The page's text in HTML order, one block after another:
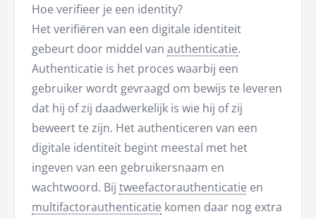
Hoe verifieer je een identity?
Het verifiëren van een digitale identiteit
gebeurt door middel van authenticatie.
Authenticatie is het proces waarbij een
gebruiker wordt gevraagd om bewijs te leveren
dat hij of zij daadwerkelijk is wie hij of zij
beweert te zijn. Het authenticeren van een
digitale identiteit begint meestal met het
ingeven van een gebruikersnaam en
wachtwoord. Bij tweefactorauthenticatie en
multifactorauthenticatie komen daar nog extra